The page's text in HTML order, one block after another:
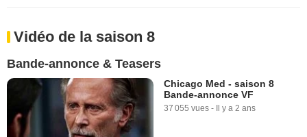
Vidéo de la saison 8
Bande-annonce & Teasers
Chicago Med - saison 8
Bande-annonce VF
37 055 vues - Il y a 2 ans